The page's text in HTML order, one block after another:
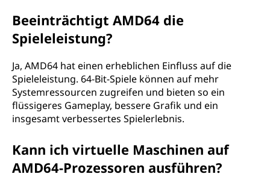
Beeinträchtigt AMD64 die
Spieleleistung?
Ja, AMD64 hat einen erheblichen Einfluss auf die
Spieleleistung. 64-Bit-Spiele können auf mehr
Systemressourcen zugreifen und bieten so ein
flüssigeres Gameplay, bessere Grafik und ein
insgesamt verbessertes Spielerlebnis.
Kann ich virtuelle Maschinen auf
AMD64-Prozessoren ausführen?